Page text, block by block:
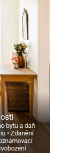
bytu a daň
Zdanění